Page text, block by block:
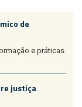
de
e práticas
justiça